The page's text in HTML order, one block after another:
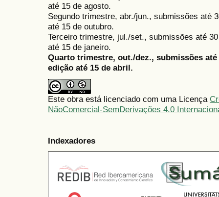
até 15 de agosto.
Segundo trimestre, abr./jun., submissões até
até 15 de outubro.
Terceiro trimestre, jul./set., submissões até
até 15 de janeiro.
Quarto trimestre, out./dez., submissões
edição até 15 de abril.
Este obra está licenciado com uma Licença
NãoComercial-SemDerivações 4.0
Indexadores